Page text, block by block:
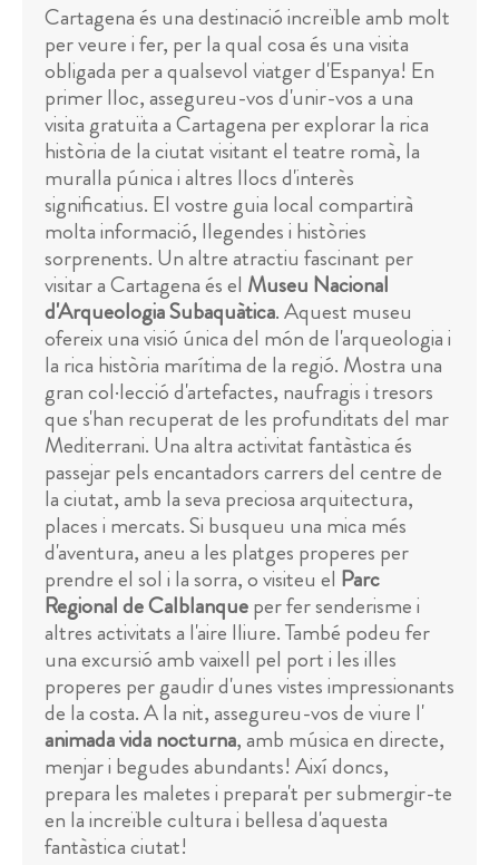
Cartagena és una destinació increïble amb molt
per veure i fer, per la qual cosa és una visita
obligada per a qualsevol viatger d'Espanya! En
primer lloc, assegureu-vos d'unir-vos a una
visita gratuïta a Cartagena per explorar la rica
història de la ciutat visitant el teatre romà, la
muralla púnica i altres llocs d'interès
significatius. El vostre guia local compartirà
molta informació, llegendes i històries
sorprenents. Un altre atractiu fascinant per
visitar a Cartagena és el Museu Nacional
d'Arqueologia Subaquàtica. Aquest museu
ofereix una visió única del món de l'arqueologia i
la rica història marítima de la regió. Mostra una
gran col·lecció d'artefactes, naufragis i tresors
que s'han recuperat de les profunditats del mar
Mediterrani. Una altra activitat fantàstica és
passejar pels encantadors carrers del centre de
la ciutat, amb la seva preciosa arquitectura,
places i mercats. Si busqueu una mica més
d'aventura, aneu a les platges properes per
prendre el sol i la sorra, o visiteu el Parc
Regional de Calblanqueper fer senderisme i
altres activitats a l'aire lliure. També podeu fer
una excursió amb vaixell pel port i les illes
properes per gaudir d'unes vistes impressionants
de la costa. A la nit, assegureu-vos de viure l'
animada vida nocturna, amb música en directe,
menjar i begudes abundants! Així doncs,
prepara les maletes i prepara't per submergir-te
en la increïble cultura i bellesa d'aquesta
fantàstica ciutat!